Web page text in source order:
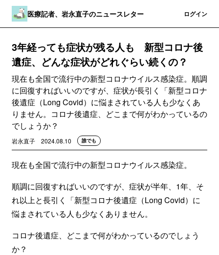
医療記者、岩永直子のニュースレター ログイン
3年経っても症状が残る人も 新型コロナ後
遺症、どんな症状がどれぐらい続くの？
現在も全国で流行中の新型コロナウイルス感染症。順調
に回復すればいいのですが、症状が長引く「新型コロナ
後遺症（Long Covid）に悩まされている人も少なくあ
りません。コロナ後遺症、どこまで何がわかっているの
でしょうか？
岩永直子 2024.08.10 誰でも
現在も全国で流行中の新型コロナウイルス感染症。
順調に回復すればいいのですが、症状が半年、1年、そ
れ以上と長引く「新型コロナ後遺症（Long Covid）に
悩まされている人も少なくありません。
コロナ後遺症、どこまで何がわかっているのでしょう
か？